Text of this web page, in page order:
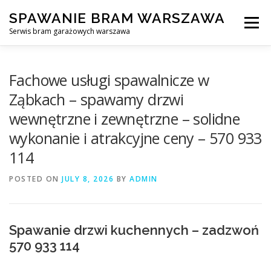
content
SPAWANIE BRAM WARSZAWA
Serwis bram garażowych warszawa
Menu
AWARYJNE OTWIERANIE BRAM KONTAKT
Fachowe usługi spawalnicze w
Ząbkach – spawamy drzwi
wewnętrzne i zewnętrzne – solidne
wykonanie i atrakcyjne ceny – 570 933
114
POSTED ON JULY 8, 2026 BY ADMIN
Spawanie drzwi kuchennych – zadzwoń
570 933 114